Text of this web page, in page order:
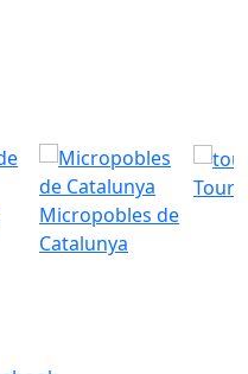
Micropobles de
Catalunya